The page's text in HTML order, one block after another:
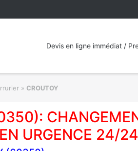
Devis en ligne immédiat /
» CROUTOY
URGENCE 24/24